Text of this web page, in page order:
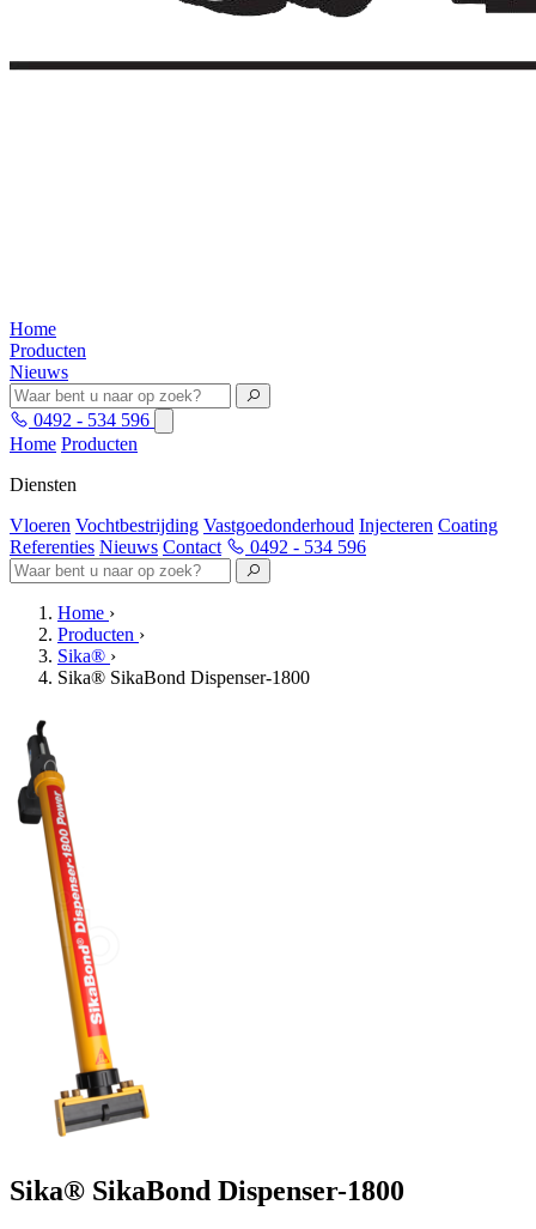
Home
Producten
Nieuws
0492 - 534 596
Home Producten
Diensten
Vloeren Vochtbestrijding Vastgoedonderhoud Injecteren Coating
Referenties Nieuws Contact 0492 - 534 596
Home ›
Producten ›
Sika® ›
Sika® SikaBond Dispenser-1800
Sika® SikaBond Dispenser-1800